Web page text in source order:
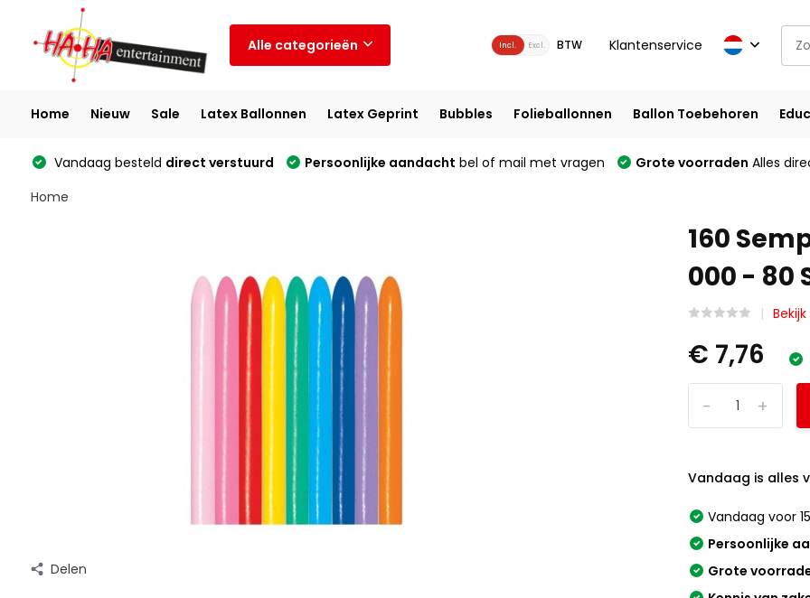
Alle categorieën Incl. Excl. BTW Klantenservice
Home Nieuw Sale Latex Ballonnen Latex Geprint Bubbles Folieballonnen Ballon Toebehoren
Vandaag besteld direct verstuurd Persoonlijke aandacht bel of mail met vragen Grote voorraden Alles
Home
Delen
160
000 - 80
€ 7,76
+
-
Vandaag is alles
Vandaag voor
Persoonlijke
Grote